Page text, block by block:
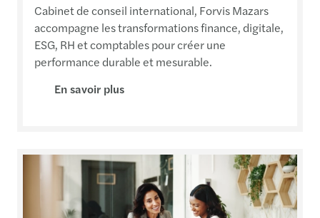
Cabinet de conseil international, Forvis Mazars
accompagne les transformations finance, digitale,
ESG, RH et comptables pour créer une
performance durable et mesurable.
En savoir plus